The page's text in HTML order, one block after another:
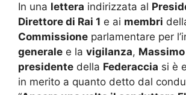
In una lettera indirizzata al
Direttore di Rai 1 e ai membri
Commissione parlamentare per
generale e la vigilanza,
presidente della Federaccia si è
in merito a quanto detto dal